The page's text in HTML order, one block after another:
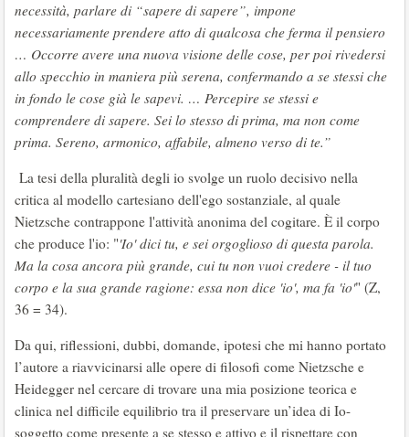
necessità, parlare di “sapere di sapere”, impone
necessariamente prendere atto di qualcosa che ferma il pensiero
… Occorre avere una nuova visione delle cose, per poi rivedersi
allo specchio in maniera più serena, confermando a se stessi che
in fondo le cose già le sapevi. … Percepire se stessi e
comprendere di sapere. Sei lo stesso di prima, ma non come
prima. Sereno, armonico, affabile, almeno verso di te.”
La tesi della pluralità degli io svolge un ruolo decisivo nella
critica al modello cartesiano dell'ego sostanziale, al quale
Nietzsche contrappone l'attività anonima del cogitare. È il corpo
che produce l'io: "'Io' dici tu, e sei orgoglioso di questa parola.
Ma la cosa ancora più grande, cui tu non vuoi credere - il tuo
corpo e la sua grande ragione: essa non dice 'io', ma fa 'io'" (Z,
36 = 34).
Da qui, riflessioni, dubbi, domande, ipotesi che mi hanno portato
l’autore a riavvicinarsi alle opere di filosofi come Nietzsche e
Heidegger nel cercare di trovare una mia posizione teorica e
clinica nel difficile equilibrio tra il preservare un’idea di Io-
soggetto come presente a se stesso e attivo e il rispettare con